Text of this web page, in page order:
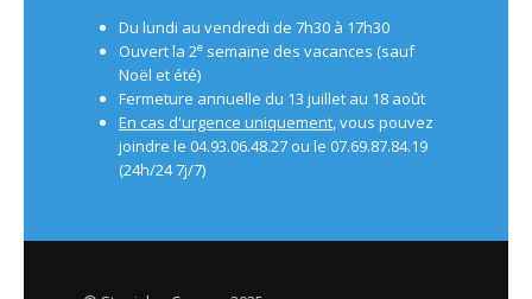
Du lundi au vendredi de 7h30 à 17h30
Ouvert la 2e semaine des vacances (sauf
Noël et été)
Fermeture annuelle du 13 juillet au 18 août
En cas d'urgence uniquement, vous pouvez
joindre le 04.93.06.48.27 ou le 07.69.87.84.19
(24h/24 7j/7)